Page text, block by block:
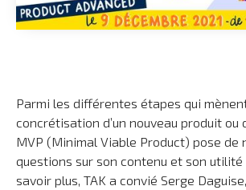
Parmi les différentes étapes qui
concrétisation d’un nouveau produit ou
MVP (Minimal Viable Product) pose de
questions sur son contenu et son utilité
savoir plus, TAK a convié Serge